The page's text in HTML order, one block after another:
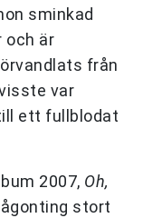
sminkad
och är
från
var
ett fullblodat
2007, Oh,
stort